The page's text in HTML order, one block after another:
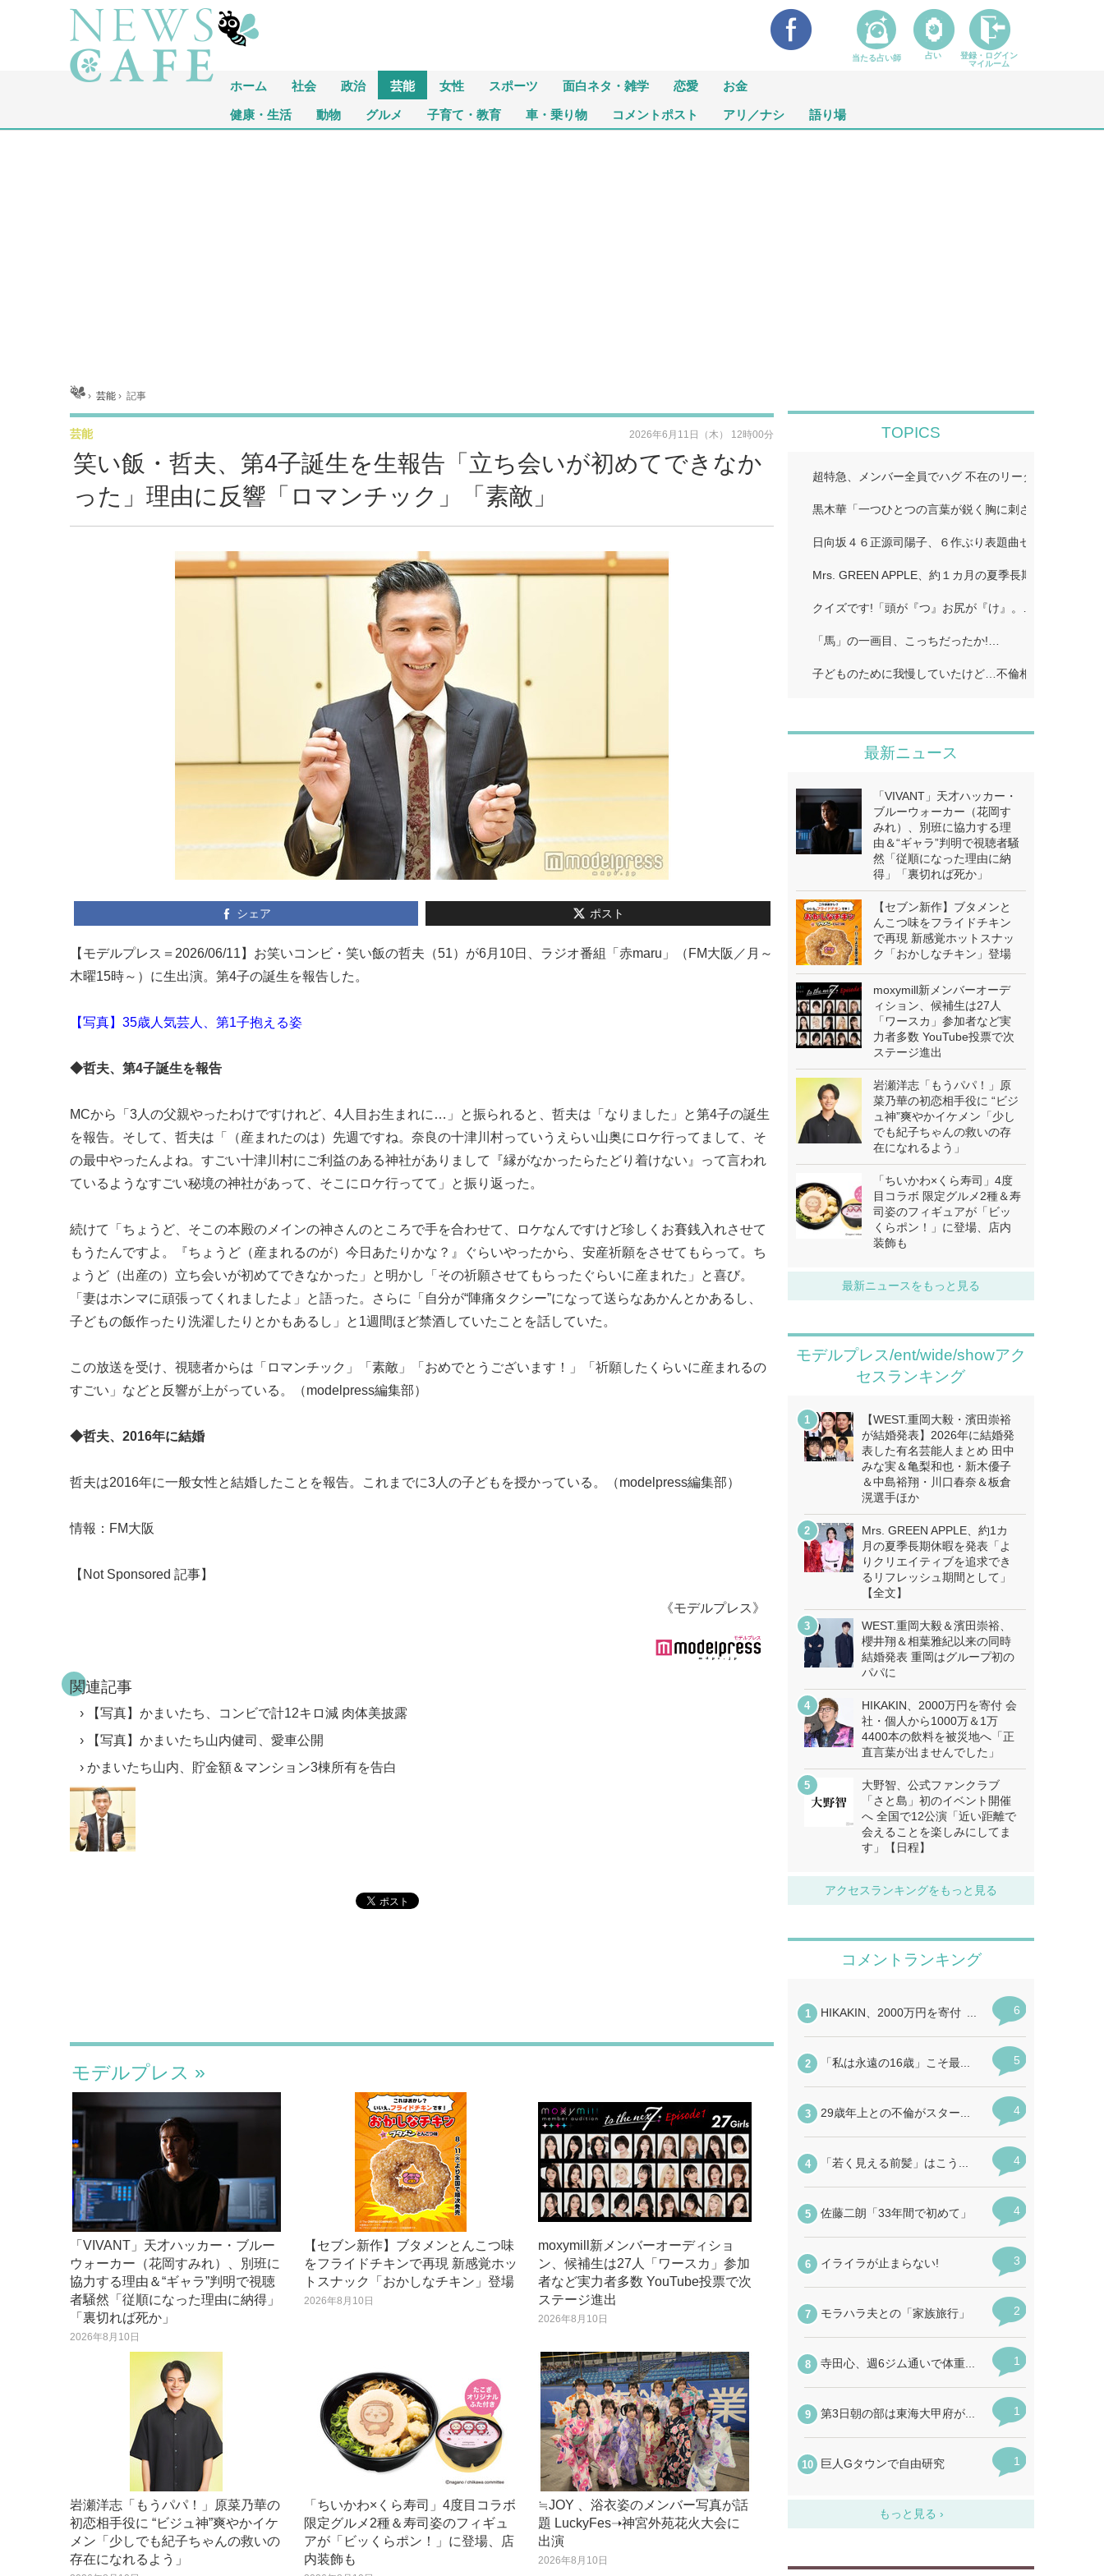
ホーム 社会 政治 芸能 女性 スポーツ 面白ネタ・雑学 恋愛 お金
健康・生活 動物 グルメ 子育て・教育 車・乗り物 コメントポスト アリ／ナシ 語り場
ホーム ›芸能 ›記事
笑い飯・哲夫、第4子誕生を生報告「立ち会いが初めてできなか
った」理由に反響「ロマンチック」「素敵」
芸能 2026年6月11日（木） 12時00分
シェア ポスト
【モデルプレス＝2026/06/11】お笑いコンビ・笑い飯の哲夫（51）が6月10日、ラジオ番組「赤maru」（FM大阪／月～
木曜15時～）に生出演。第4子の誕生を報告した。
【写真】35歳人気芸人、第1子抱える姿
◆哲夫、第4子誕生を報告
MCから「3人の父親やったわけですけれど、4人目お生まれに…」と振られると、哲夫は「なりました」と第4子の誕生
を報告。そして、哲夫は「（産まれたのは）先週ですね。奈良の十津川村っていうえらい山奥にロケ行ってまして、そ
の最中やったんよね。すごい十津川村にご利益のある神社がありまして『縁がなかったらたどり着けない』って言われ
ているようなすごい秘境の神社があって、そこにロケ行ってて」と振り返った。
続けて「ちょうど、そこの本殿のメインの神さんのところで手を合わせて、ロケなんですけど珍しくお賽銭入れさせて
もうたんですよ。『ちょうど（産まれるのが）今日あたりかな？』ぐらいやったから、安産祈願をさせてもらって。ち
ょうど（出産の）立ち会いが初めてできなかった」と明かし「その祈願させてもらったぐらいに産まれた」と喜び。
「妻はホンマに頑張ってくれましたよ」と語った。さらに「自分が“陣痛タクシー”になって送らなあかんとかあるし、
子どもの飯作ったり洗濯したりとかもあるし」と1週間ほど禁酒していたことを話していた。
この放送を受け、視聴者からは「ロマンチック」「素敵」「おめでとうございます！」「祈願したくらいに産まれるの
すごい」などと反響が上がっている。（modelpress編集部）
◆哲夫、2016年に結婚
哲夫は2016年に一般女性と結婚したことを報告。これまでに3人の子どもを授かっている。（modelpress編集部）
情報：FM大阪
【Not Sponsored 記事】
《モデルプレス》
関連記事
【写真】かまいたち、コンビで計12キロ減 肉体美披露
【写真】かまいたち山内健司、愛車公開
かまいたち山内、貯金額＆マンション3棟所有を告白
モデルプレス
「VIVANT」天才ハッカー・ブルー
ウォーカー（花岡すみれ）、別班に
協力する理由＆“ギャラ”判明で視聴
者騒然「従順になった理由に納得」
「裏切れば死か」
2026年8月10日
【セブン新作】ブタメンとんこつ味
をフライドチキンで再現 新感覚ホッ
トスナック「おかしなチキン」登場
2026年8月10日
moxymill新メンバーオーディショ
ン、候補生は27人「ワースカ」参加
者など実力者多数 YouTube投票で次
ステージ進出
2026年8月10日
岩瀬洋志「もうパパ！」原菜乃華の
初恋相手役に “ビジュ神”爽やかイケ
メン「少しでも紀子ちゃんの救いの
存在になれるよう」
「ちいかわ×くら寿司」4度目コラボ
限定グルメ2種＆寿司姿のフィギュ
アが「ビッくらポン！」に登場、店
内装飾も
≒JOY 、浴衣姿のメンバー写真が話
題 LuckyFes➝神宮外苑花火大会に
出演
2026年8月10日
TOPICS
超特急、メンバー全員でハグ 不在のリーダ・リョウガ
黒木華「一つひとつの言葉が鋭く胸に刺さる」…
日向坂４６正源司陽子、６作ぶり表題曲センターに 初
Mrs. GREEN APPLE、約１カ月の夏季長期休暇を発表
クイズです!「頭が『つ』お尻が『け』。…
「馬」の一画目、こっちだったか!…
子どものために我慢していたけど…不倫相手に「離婚
最新ニュース
「VIVANT」天才ハッカー・
ブルーウォーカー（花岡す
みれ）、別班に協力する理
由＆“ギャラ”判明で視聴者騒
然「従順になった理由に納
得」「裏切れば死か」
【セブン新作】ブタメンと
んこつ味をフライドチキン
で再現 新感覚ホットスナッ
ク「おかしなチキン」登場
moxymill新メンバーオーデ
ィション、候補生は27人
「ワースカ」参加者など実
力者多数 YouTube投票で次
ステージ進出
岩瀬洋志「もうパパ！」原
菜乃華の初恋相手役に “ビジ
ュ神”爽やかイケメン「少し
でも紀子ちゃんの救いの存
在になれるよう」
「ちいかわ×くら寿司」4度
目コラボ 限定グルメ2種＆寿
司姿のフィギュアが「ビッ
くらポン！」に登場、店内
装飾も
最新ニュースをもっと見る
モデルプレス/ent/wide/showアク
セスランキング
【WEST.重岡大毅・濱田崇裕
が結婚発表】2026年に結婚発
表した有名芸能人まとめ 田中
みな実＆亀梨和也・新木優子
＆中島裕翔・川口春奈＆板倉
滉選手ほか
Mrs. GREEN APPLE、約1カ
月の夏季長期休暇を発表「よ
りクリエイティブを追求でき
るリフレッシュ期間として」
【全文】
WEST.重岡大毅＆濱田崇裕、
櫻井翔＆相葉雅紀以来の同時
結婚発表 重岡はグループ初の
パパに
HIKAKIN、2000万円を寄付 会
社・個人から1000万＆1万
4400本の飲料を被災地へ「正
直言葉が出ませんでした」
大野智、公式ファンクラブ
「さと島」初のイベント開催
へ 全国で12公演「近い距離で
会えることを楽しみにしてま
す」【日程】
アクセスランキングをもっと見る
当たる占い師 占い
登録・ログイン
マイルーム